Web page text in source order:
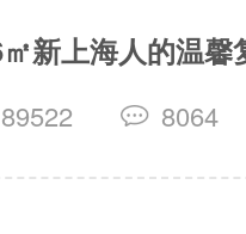
新上海人的温馨
89522 8064